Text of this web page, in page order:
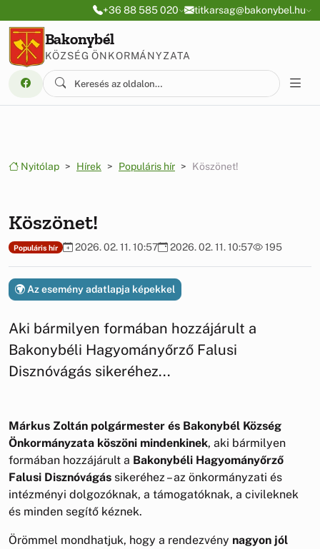
Ugrás a menüre
Ugrás a tartalomra+36 88 585 020 titkarsag@bakonybel.hu
Bakonybél
KÖZSÉG ÖNKORMÁNYZATA
Nyitólap Hírek Populáris hír Köszönet!
Köszönet!
Populáris hír 2026. 02. 11. 10:57 2026. 02. 11. 10:57 195
Az esemény adatlapja képekkel
Aki bármilyen formában hozzájárult a
Bakonybéli Hagyományőrző Falusi
Disznóvágás sikeréhez...
Márkus Zoltán polgármester és Bakonybél Község
Önkormányzata köszöni mindenkinek, aki bármilyen
formában hozzájárult a Bakonybéli Hagyományőrző
Falusi Disznóvágás sikeréhez – az önkormányzati és
intézményi dolgozóknak, a támogatóknak, a civileknek
és minden segítő kéznek.
Örömmel mondhatjuk, hogy a rendezvény nagyon jól